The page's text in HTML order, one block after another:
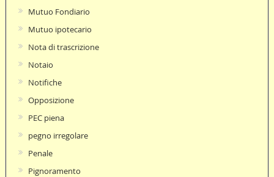
Mutuo Fondiario
Mutuo ipotecario
Nota di trascrizione
Notaio
Notifiche
Opposizione
PEC piena
pegno irregolare
Penale
Pignoramento